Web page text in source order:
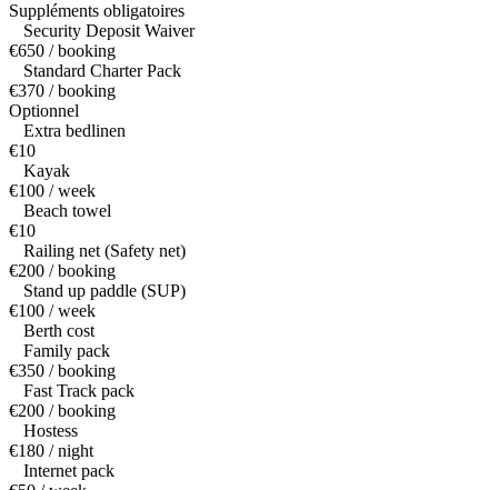
Suppléments obligatoires
Security Deposit Waiver
€650 / booking
Standard Charter Pack
€370 / booking
Optionnel
Extra bedlinen
€10
Kayak
€100 / week
Beach towel
€10
Railing net (Safety net)
€200 / booking
Stand up paddle (SUP)
€100 / week
Berth cost
Family pack
€350 / booking
Fast Track pack
€200 / booking
Hostess
€180 / night
Internet pack